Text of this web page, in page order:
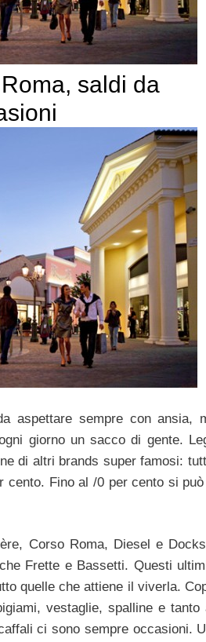
saldi da
aspettare sempre con ansia,
giorno un sacco di gente.
di altri brands super famosi:
cento. Fino al /0 per cento si
Corso Roma, Diesel e
Frette e Bassetti. Questi
quelle che attiene il viverla.
vestaglie, spalline e tanto
ci sono sempre occasioni.